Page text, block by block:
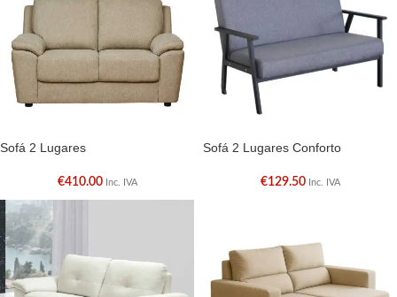
Sofá 2 Lugares
€410.00 Inc. IVA
Sofá 2 Lugares Conforto
€129.50 Inc. IVA